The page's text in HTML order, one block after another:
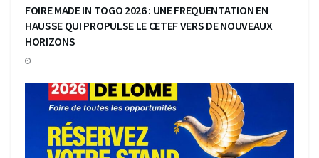
FOIRE MADE IN TOGO 2026 : UNE FREQUENTATION EN
HAUSSE QUI PROPULSE LE CETEF VERS DE NOUVEAUX
HORIZONS